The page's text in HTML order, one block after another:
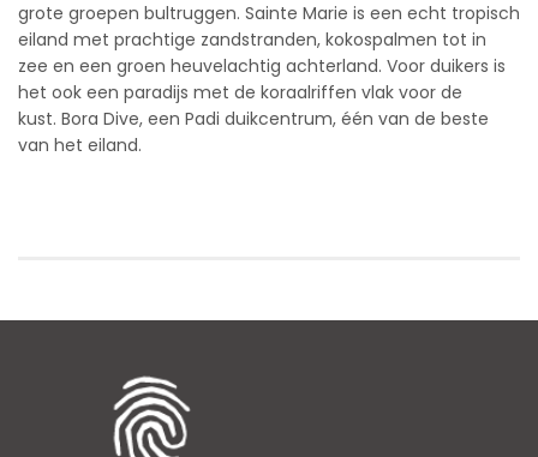
grote groepen bultruggen. Sainte Marie is een echt tropisch
eiland met prachtige zandstranden, kokospalmen tot in
zee en een groen heuvelachtig achterland. Voor duikers is
het ook een paradijs met de koraalriffen vlak voor de
kust. Bora Dive, een Padi duikcentrum, één van de beste
van het eiland.